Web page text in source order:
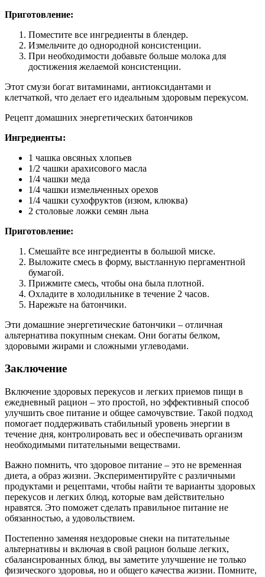
Приготовление:
Поместите все ингредиенты в блендер.
Измельчите до однородной консистенции.
При необходимости добавьте больше молока для
достижения желаемой консистенции.
Этот смузи богат витаминами, антиоксидантами и
клетчаткой, что делает его идеальным здоровым перекусом.
Рецепт домашних энергетических батончиков
Ингредиенты:
1 чашка овсяных хлопьев
1/2 чашки арахисового масла
1/4 чашки меда
1/4 чашки измельченных орехов
1/4 чашки сухофруктов (изюм, клюква)
2 столовые ложки семян льна
Приготовление:
Смешайте все ингредиенты в большой миске.
Выложите смесь в форму, выстланную пергаментной
бумагой.
Прижмите смесь, чтобы она была плотной.
Охладите в холодильнике в течение 2 часов.
Нарежьте на батончики.
Эти домашние энергетические батончики – отличная
альтернатива покупным снекам. Они богаты белком,
здоровыми жирами и сложными углеводами.
Заключение
Включение здоровых перекусов и легких приемов пищи в
ежедневный рацион – это простой, но эффективный способ
улучшить свое питание и общее самочувствие. Такой подход
помогает поддерживать стабильный уровень энергии в
течение дня, контролировать вес и обеспечивать организм
необходимыми питательными веществами.
Важно помнить, что здоровое питание – это не временная
диета, а образ жизни. Экспериментируйте с различными
продуктами и рецептами, чтобы найти те варианты здоровых
перекусов и легких блюд, которые вам действительно
нравятся. Это поможет сделать правильное питание не
обязанностью, а удовольствием.
Постепенно заменяя нездоровые снеки на питательные
альтернативы и включая в свой рацион больше легких,
сбалансированных блюд, вы заметите улучшение не только
физического здоровья, но и общего качества жизни. Помните,